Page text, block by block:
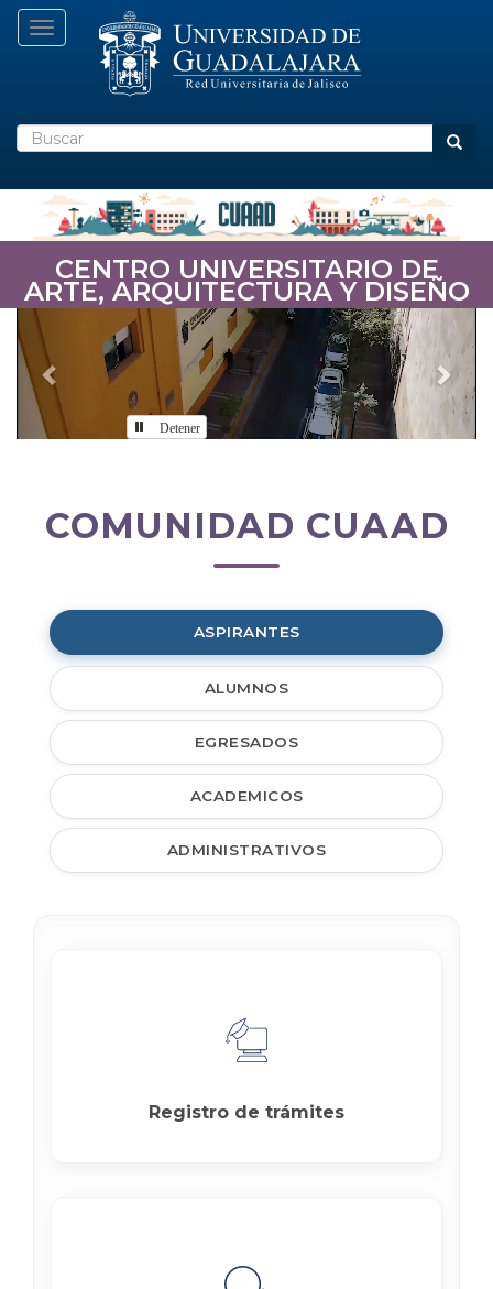
Pasar
Toggle navigation
Buscar
CENTRO UNIVERSITARIO DE
ARTE, ARQUITECTURA Y DISEÑO
Previous Next
Detener
Comunidad
COMUNIDAD CUAAD
ASPIRANTES
ALUMNOS
EGRESADOS
ACADEMICOS
ADMINISTRATIVOS
Registro de trámites